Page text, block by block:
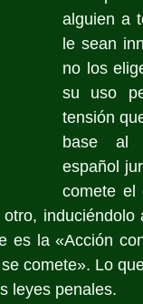
alguien a
le sean
no los
su uso
tensión
base al
español
comete el
es la «Acción
comete». Lo
leyes penales.